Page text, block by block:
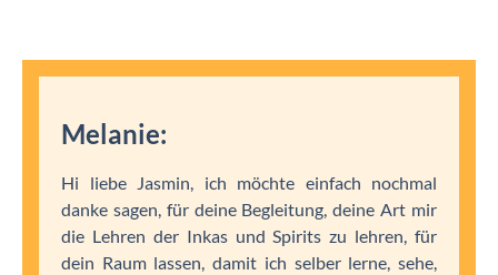
Melanie:
Hi liebe Jasmin, ich möchte einfach nochmal
danke sagen, für deine Begleitung, deine Art mir
die Lehren der Inkas und Spirits zu lehren, für
dein Raum lassen, damit ich selber lerne, sehe,